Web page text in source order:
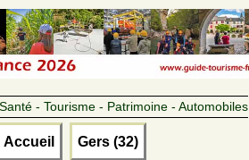
- Tourisme - Patrimoine - Automobiles
Accueil Gers (32)